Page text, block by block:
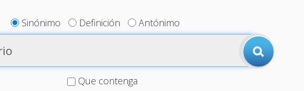
Sinónimo Definición Antónimo
Que contenga